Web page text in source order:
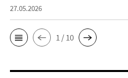
27.05.2026
1 / 10